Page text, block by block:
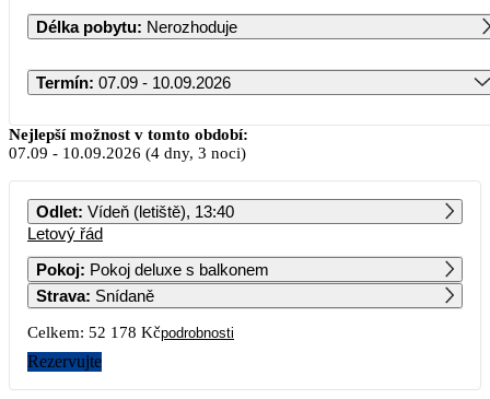
Délka pobytu: Nerozhoduje
Termín: 07.09 - 10.09.2026
Září 2026
PO ÚT ST ČT PÁ SO NE
27 589 34 259 29 109 32 499 27 459 39 679
7 8
14
28 169
Nejlepší možnost v tomto období:
07.09 - 10.09.2026 (4 dny, 3 noci)
Odlet: Vídeň (letiště), 13:40
Letový řád
Pokoj:
Pokoj deluxe s balkonem
Strava: Snídaně
Celkem: 52 178 Kčpodrobnosti
Rezervujte